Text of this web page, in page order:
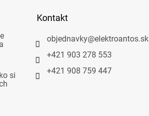
si
Kontakt
objednavky@elektroantos.sk
+421 903 278 553
+421 908 759 447